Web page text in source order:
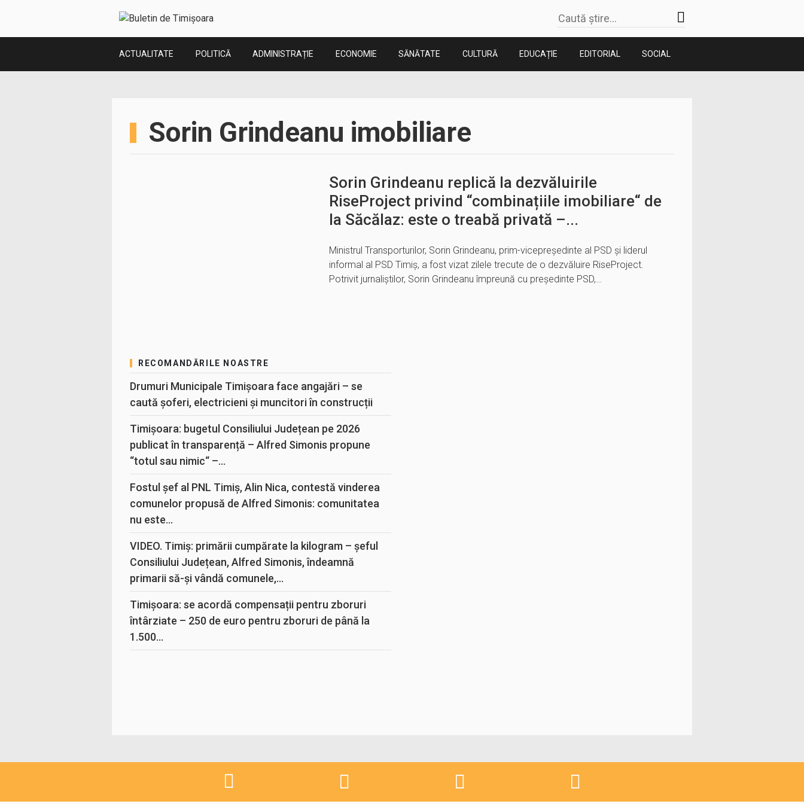
ACTUALITATE POLITICĂ ADMINISTRAȚIE ECONOMIE SĂNĂTATE CULTURĂ EDUCAȚIE EDITORIAL SOCIAL
Sorin Grindeanu imobiliare
Sorin Grindeanu replică la dezvăluirile
RiseProject privind “combinațiile imobiliare“ de
la Săcălaz: este o treabă privată –...
Ministrul Transporturilor, Sorin Grindeanu, prim-vicepreședinte al PSD și liderul
informal al PSD Timiș, a fost vizat zilele trecute de o dezvăluire RiseProject.
Potrivit jurnaliștilor, Sorin Grindeanu împreună cu președinte PSD,…
RECOMANDĂRILE NOASTRE
Drumuri Municipale Timișoara face angajări – se
caută șoferi, electricieni și muncitori în construcții
Timișoara: bugetul Consiliului Județean pe 2026
publicat în transparență – Alfred Simonis propune
“totul sau nimic“ –...
Fostul șef al PNL Timiș, Alin Nica, contestă vinderea
comunelor propusă de Alfred Simonis: comunitatea
nu este...
VIDEO. Timiș: primării cumpărate la kilogram – șeful
Consiliului Județean, Alfred Simonis, îndeamnă
primarii să-și vândă comunele,...
Timișoara: se acordă compensații pentru zboruri
întârziate – 250 de euro pentru zboruri de până la
1.500...